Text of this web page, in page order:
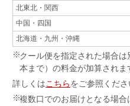
北東北・関西
中国・四国
北海道・九州・沖縄
クール便を指定された場合
本まで）の料金が加算されま
詳しくはこちらをご参照くださ
複数口でのお届けとなる場